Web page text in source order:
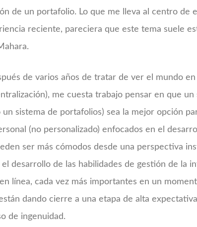
de un portafolio. Lo que me lleva al centro de
reciente, pareciera que este tema suele
de varios años de tratar de ver el mundo
me cuesta trabajo pensar en que un
sistema de portafolios) sea la mejor opción
(no personalizado) enfocados en el
ser más cómodos desde una perspectiva
desarrollo de las habilidades de gestión de la
línea, cada vez más importantes en un
dando cierre a una etapa de alta
de ingenuidad.